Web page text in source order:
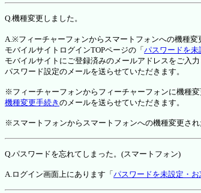
Q.機種変更しました。
A.※フィーチャーフォンからスマートフォンへの機種変
モバイルサイトログインTOPページの「 パスワードを
モバイルサイトにご登録済みのメールアドレスをご入力
パスワード設定のメールを送らせていただきます。
※フィーチャーフォンからフィーチャーフォンに機種
機種変更手続き のメールを送らせていただきます。
※スマートフォンからスマートフォンへの機種変更さ
Q.パスワードを忘れてしまった。(スマートフォン)
A.ログイン画面上にあります「 パスワードを未設定・